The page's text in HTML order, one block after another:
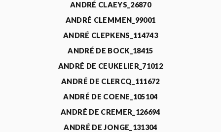
ANDRÉ CLAEYS_26870
ANDRÉ CLEMMEN_99001
ANDRÉ CLEPKENS_114743
ANDRÉ DE BOCK_18415
ANDRÉ DE CEUKELIER_71012
ANDRÉ DE CLERCQ_111672
ANDRÉ DE COENE_105104
ANDRÉ DE CREMER_126694
ANDRÉ DE JONGE_131304